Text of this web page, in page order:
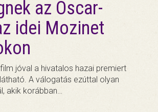
az Oscar-
idei Mozinet
jóval a hivatalos hazai premiert
A válogatás ezúttal olyan
akik korábban…